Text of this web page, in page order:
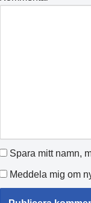
Spara mitt namn,
Meddela mig om